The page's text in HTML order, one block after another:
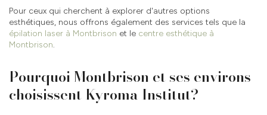
Pour ceux qui cherchent à explorer d'autres options
esthétiques, nous offrons également des services tels que la
épilation laser à Montbrison et le centre esthétique à
Montbrison.
Pourquoi Montbrison et ses environs
choisissent Kyroma Institut?